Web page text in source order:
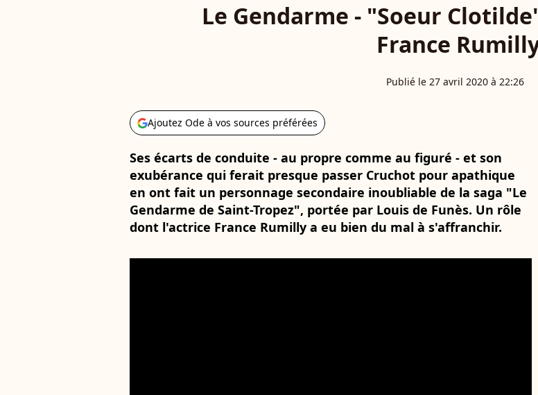
Le Gendarme - "Soeur
France
Publié le 27 avril 2020 à 22:26
Ajoutez Ode à vos sources préférées
Ses écarts de conduite - au propre comme au figuré - et son
exubérance qui ferait presque passer Cruchot pour apathique
en ont fait un personnage secondaire inoubliable de la saga "Le
Gendarme de Saint-Tropez", portée par Louis de Funès. Un rôle
dont l'actrice France Rumilly a eu bien du mal à s'affranchir.